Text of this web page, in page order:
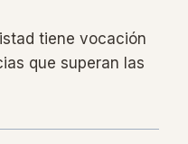
tiene vocación
que superan las